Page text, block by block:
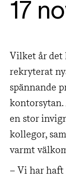
17
Vilket år det
rekryterat
spännande
en stor
kollegor,
varmt
– Vi har